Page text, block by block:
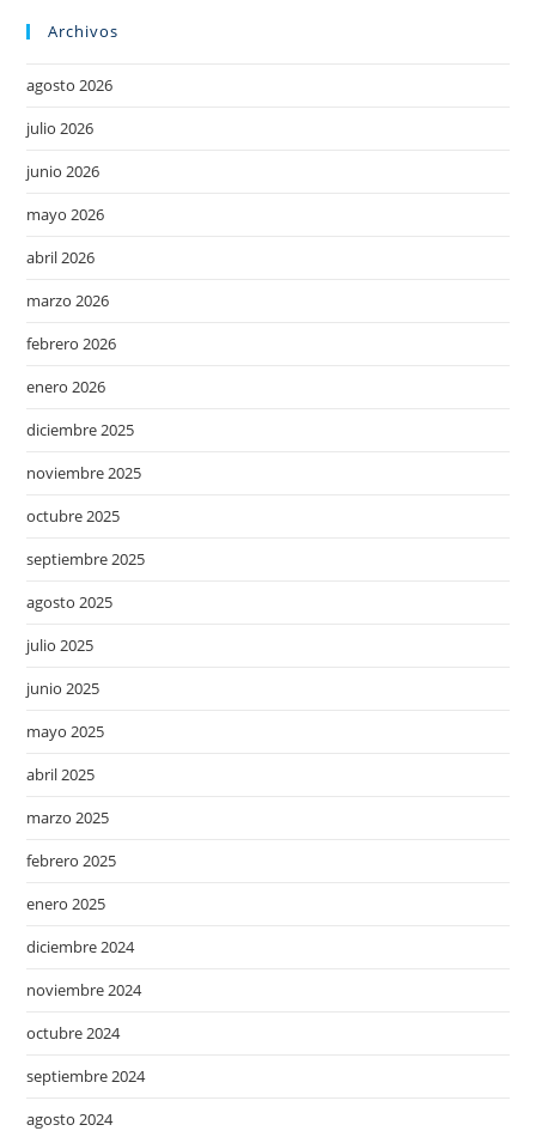
Archivos
agosto 2026
julio 2026
junio 2026
mayo 2026
abril 2026
marzo 2026
febrero 2026
enero 2026
diciembre 2025
noviembre 2025
octubre 2025
septiembre 2025
agosto 2025
julio 2025
junio 2025
mayo 2025
abril 2025
marzo 2025
febrero 2025
enero 2025
diciembre 2024
noviembre 2024
octubre 2024
septiembre 2024
agosto 2024